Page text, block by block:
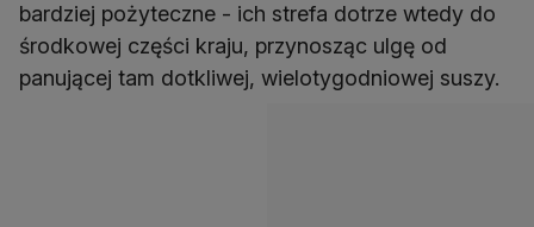
bardziej pożyteczne - ich strefa dotrze wtedy do
środkowej części kraju, przynosząc ulgę od
panującej tam dotkliwej, wielotygodniowej suszy.